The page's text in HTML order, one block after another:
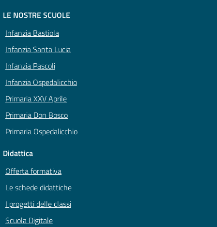
LE NOSTRE SCUOLE
Infanzia Bastiola
Infanzia Santa Lucia
Infanzia Pascoli
Infanzia Ospedalicchio
Primaria XXV Aprile
Primaria Don Bosco
Primaria Ospedalicchio
Didattica
Offerta formativa
Le schede didattiche
I progetti delle classi
Scuola Digitale